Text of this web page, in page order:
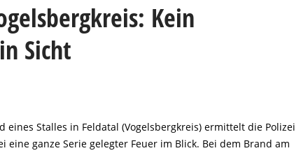
Kein
Sicht
eines Stalles in Feldatal (Vogelsbergkreis) ermittelt die Polizei
ganze Serie gelegter Feuer im Blick. Bei dem Brand am